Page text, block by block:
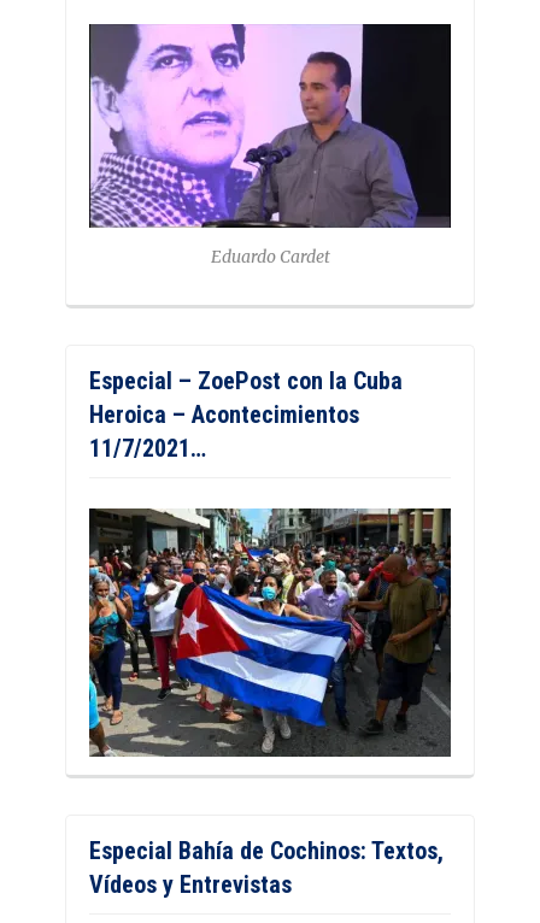
Eduardo Cardet
Especial – ZoePost con la Cuba
Heroica – Acontecimientos
11/7/2021…
Especial Bahía de Cochinos: Textos,
Vídeos y Entrevistas